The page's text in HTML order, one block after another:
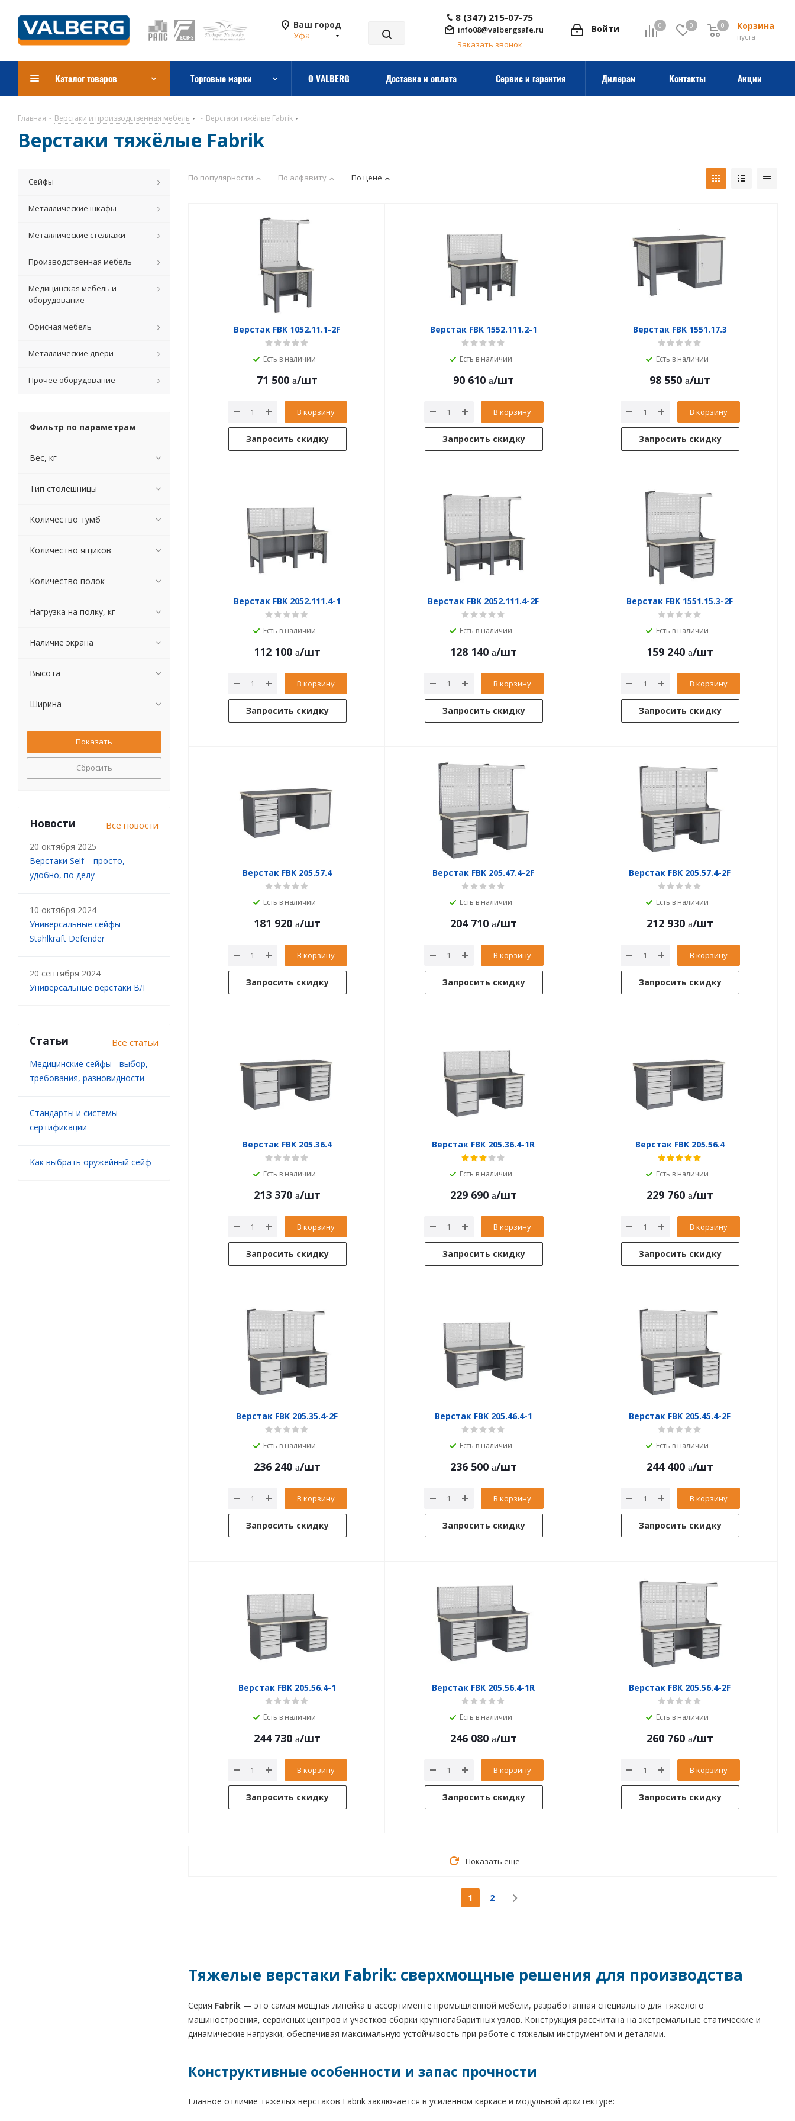
Ваш город
Уфа
0 0 Корзина
0
пуста
0
Войти
8 (347) 215-07-75
info08@valbergsafe.ru
Заказать звонок
Каталог товаров Торговые марки О VALBERG Доставка и оплата Сервис и гарантия Дилерам Контакты Акции
Главная - Верстаки и производственная мебель - Верстаки тяжёлые Fabrik
Верстаки тяжёлые Fabrik
По популярности По алфавиту По цене
Верстак FBK 1052.11.1-2F
Есть в наличии
71 500 /шт
В корзину
Запросить скидку
Верстак FBK 1552.111.2-1
Есть в наличии
90 610 /шт
В корзину
Запросить скидку
Верстак FBK 1551.17.3
Есть в наличии
98 550 /шт
В корзину
Запросить скидку
Верстак FBK 2052.111.4-1
Есть в наличии
112 100 /шт
В корзину
Запросить скидку
Верстак FBK 2052.111.4-2F
Есть в наличии
128 140 /шт
В корзину
Запросить скидку
Верстак FBK 1551.15.3-2F
Есть в наличии
159 240 /шт
В корзину
Запросить скидку
Верстак FBK 205.57.4
Есть в наличии
181 920 /шт
В корзину
Запросить скидку
Верстак FBK 205.47.4-2F
Есть в наличии
204 710 /шт
В корзину
Запросить скидку
Верстак FBK 205.57.4-2F
Есть в наличии
212 930 /шт
В корзину
Запросить скидку
Верстак FBK 205.36.4
Есть в наличии
213 370 /шт
В корзину
Запросить скидку
Верстак FBK 205.36.4-1R
Есть в наличии
229 690 /шт
В корзину
Запросить скидку
Верстак FBK 205.56.4
Есть в наличии
229 760 /шт
В корзину
Запросить скидку
Верстак FBK 205.35.4-2F
Есть в наличии
236 240 /шт
В корзину
Запросить скидку
Верстак FBK 205.46.4-1
Есть в наличии
236 500 /шт
В корзину
Запросить скидку
Верстак FBK 205.45.4-2F
Есть в наличии
244 400 /шт
В корзину
Запросить скидку
Верстак FBK 205.56.4-1
Есть в наличии
244 730 /шт
В корзину
Запросить скидку
Верстак FBK 205.56.4-1R
Есть в наличии
246 080 /шт
В корзину
Запросить скидку
Верстак FBK 205.56.4-2F
Есть в наличии
260 760 /шт
В корзину
Запросить скидку
Показать еще
1 2
Тяжелые верстаки Fabrik: сверхмощные решения для производства
Серия Fabrik — это самая мощная линейка в ассортименте промышленной мебели, разработанная специально для тяжелого
машиностроения, сервисных центров и участков сборки крупногабаритных узлов. Конструкция рассчитана на экстремальные статические и
динамические нагрузки, обеспечивая максимальную устойчивость при работе с тяжелым инструментом и деталями.
Конструктивные особенности и запас прочности
Главное отличие тяжелых верстаков Fabrik заключается в усиленном каркасе и модульной архитектуре:
Сейфы
Металлические шкафы
Металлические стеллажи
Производственная мебель
Медицинская мебель и
оборудование
Офисная мебель
Металлические двери
Прочее оборудование
Фильтр по параметрам
Вес, кг
Тип столешницы
Количество тумб
Количество ящиков
Количество полок
Нагрузка на полку, кг
Наличие экрана
Высота
Ширина
Сбросить
Новости Все новости
20 октября 2025
Верстаки Self – просто,
удобно, по делу
10 октября 2024
Универсальные сейфы
Stahlkraft Defender
20 сентября 2024
Универсальные верстаки ВЛ
Статьи Все статьи
Медицинские сейфы - выбор,
требования, разновидности
Стандарты и системы
сертификации
Как выбрать оружейный сейф